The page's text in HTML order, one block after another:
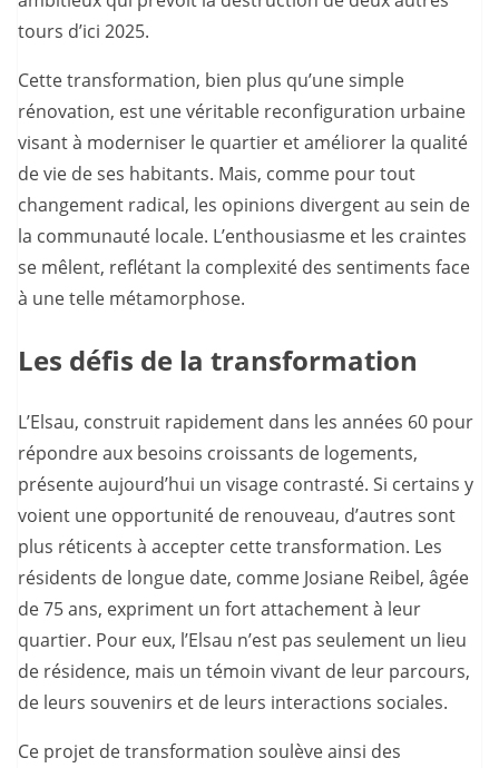
tours d’ici 2025.
Cette transformation, bien plus qu’une simple
rénovation, est une véritable reconfiguration urbaine
visant à moderniser le quartier et améliorer la qualité
de vie de ses habitants. Mais, comme pour tout
changement radical, les opinions divergent au sein de
la communauté locale. L’enthousiasme et les craintes
se mêlent, reflétant la complexité des sentiments face
à une telle métamorphose.
Les défis de la transformation
L’Elsau, construit rapidement dans les années 60 pour
répondre aux besoins croissants de logements,
présente aujourd’hui un visage contrasté. Si certains y
voient une opportunité de renouveau, d’autres sont
plus réticents à accepter cette transformation. Les
résidents de longue date, comme Josiane Reibel, âgée
de 75 ans, expriment un fort attachement à leur
quartier. Pour eux, l’Elsau n’est pas seulement un lieu
de résidence, mais un témoin vivant de leur parcours,
de leurs souvenirs et de leurs interactions sociales.
Ce projet de transformation soulève ainsi des